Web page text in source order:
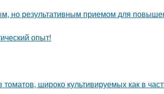
но результативным приемом для
опыт!
широко культивируемых как в